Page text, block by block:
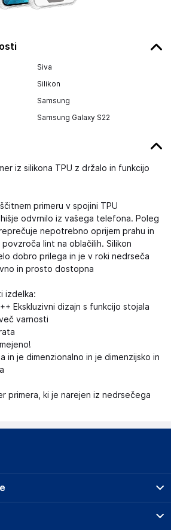
Siva
Silikon
Samsung
Samsung Galaxy S22
iz silikona TPU z držalo in funkcijo
primeru v spojini TPU
odvrnilo iz vašega telefona. Poleg
nepotrebno oprijem prahu in
lint na oblačilih. Silikon
dobro prilega in je v roki nedrseča
in prosto dostopna
izdelka:
Ekskluzivni dizajn s funkcijo stojala
varnosti
in je dimenzionalno in je dimenzijsko in
primera, ki je narejen iz nedrsečega